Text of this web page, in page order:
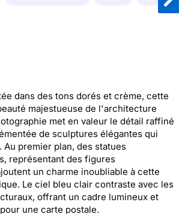
dans des tons dorés et crème, cette
majestueuse de l'architecture
met en valeur le détail raffiné
de sculptures élégantes qui
premier plan, des statues
représentant des figures
un charme inoubliable à cette
Le ciel bleu clair contraste avec les
offrant un cadre lumineux et
une carte postale.